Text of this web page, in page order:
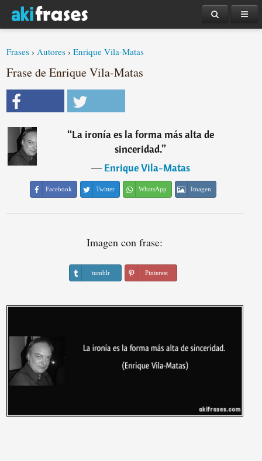
Frases ›Autores ›Enrique Vila-Matas
Frase de Enrique Vila-Matas
“La ironía es la forma más alta de
sinceridad.”
―Enrique Vila-Matas
Facebook Twitter WhatsApp Imagen
Imagen con frase:
tumblr Pinterest